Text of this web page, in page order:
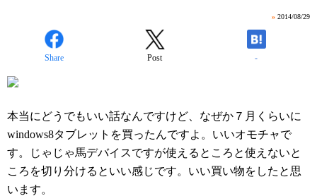
» 2014/08/29
Share Post -
本当にどうでもいい話なんですけど、なぜか７月くらいに
windows8タブレットを買ったんですよ。いいオモチャで
す。じゃじゃ馬デバイスですが使えるところと使えないと
ころを切り分けるといい感じです。いい買い物をしたと思
います。